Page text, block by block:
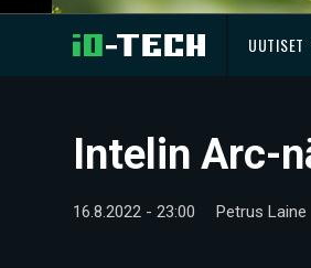
UUTISET
Intelin Arc-
16.8.2022 - 23:00 Petrus Laine